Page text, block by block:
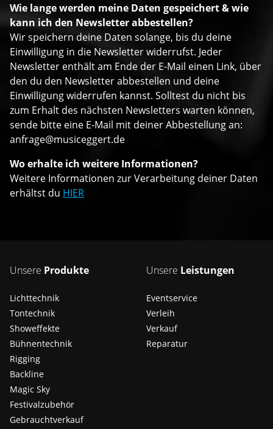
Wie lange werden meine Daten gespeichert & wie
kann ich den Newsletter abbestellen?
Wir speichern deine Daten solange, bis du deine
Einwilligung in die Newsletter widerrufst. Jeder
Newsletter enthält am Ende der E-Mail einen Link, über
den du den Newsletter abbestellen und deine
Einwilligung widerrufen kannst. Solltest du nicht bis
zum Erhalt des nächsten Newsletters warten können,
sende bitte eine E-Mail mit deiner Abbestellung an:
anfrage@musiceggert.de
Wo erhalte ich weitere Informationen?
Weitere Informationen zur Verarbeitung deiner Daten
erhältst du HIER
Unsere Produkte
Lichttechnik
Tontechnik
Showeffekte
Bühnentechnik
Rigging
Backline
Magic Sky
Festivalzubehör
Gebrauchtverkauf
Unsere Leistungen
Eventservice
Verleih
Verkauf
Reparatur